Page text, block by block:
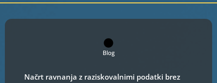
Blog
Načrt ravnanja z raziskovalnimi podatki brez